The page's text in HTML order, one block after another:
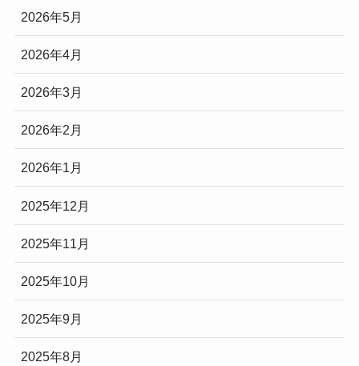
2026年5月
2026年4月
2026年3月
2026年2月
2026年1月
2025年12月
2025年11月
2025年10月
2025年9月
2025年8月